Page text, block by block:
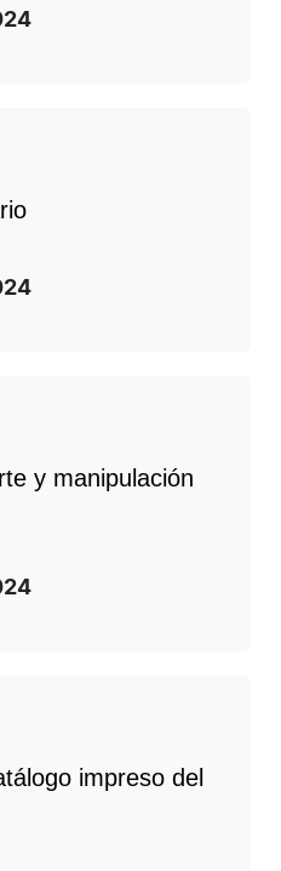
y manipulación
impreso del